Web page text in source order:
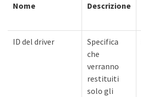
Nome Descrizione
ID del driver
Specifica
che
verranno
restituiti
solo gli